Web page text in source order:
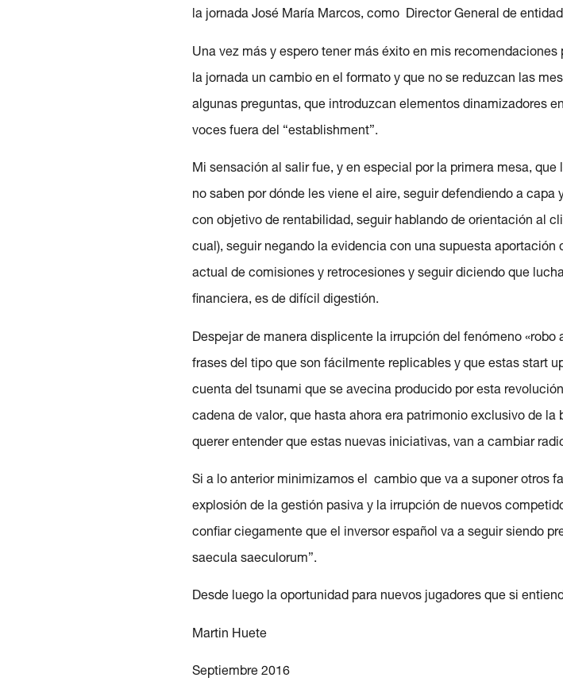
la jornada José María Marcos, como Director General de
Una vez más y espero tener más éxito en mis
la jornada un cambio en el formato y que no se reduzcan las
algunas preguntas, que introduzcan elementos dinamizadores
voces fuera del “establishment”.
Mi sensación al salir fue, y en especial por la primera mesa,
no saben por dónde les viene el aire, seguir defendiendo a
con objetivo de rentabilidad, seguir hablando de orientación al
cual), seguir negando la evidencia con una supuesta
actual de comisiones y retrocesiones y seguir diciendo que
financiera, es de difícil digestión.
Despejar de manera displicente la irrupción del fenómeno
frases del tipo que son fácilmente replicables y que estas start
cuenta del tsunami que se avecina producido por esta
cadena de valor, que hasta ahora era patrimonio exclusivo de
querer entender que estas nuevas iniciativas, van a cambiar
Si a lo anterior minimizamos el cambio que va a suponer otros
explosión de la gestión pasiva y la irrupción de nuevos
confiar ciegamente que el inversor español va a seguir siendo
saecula saeculorum”.
Desde luego la oportunidad para nuevos jugadores que si
Martin Huete
Septiembre 2016